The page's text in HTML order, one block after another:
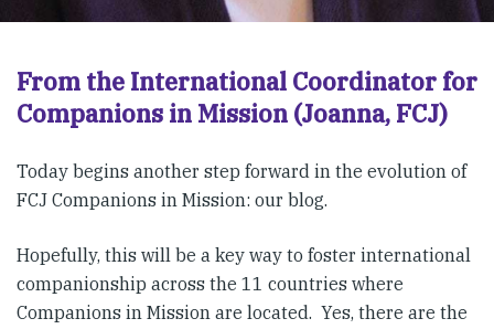
From the International Coordinator for
Companions in Mission (Joanna, FCJ)
Today begins another step forward in the evolution of
FCJ Companions in Mission: our blog.
Hopefully, this will be a key way to foster international
companionship across the 11 countries where
Companions in Mission are located. Yes, there are the